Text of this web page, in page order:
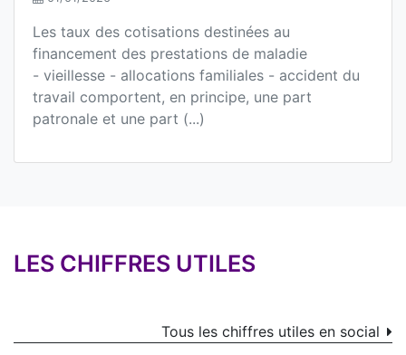
Les taux des cotisations destinées au
financement des prestations de maladie
- vieillesse - allocations familiales - accident du
travail comportent, en principe, une part
patronale et une part (...)
LES CHIFFRES UTILES
Tous les chiffres utiles en social